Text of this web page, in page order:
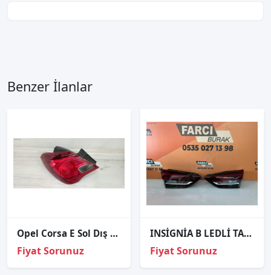
Benzer İlanlar
Opel Corsa E Sol Dış Stop 460034366 orj.çıkma
Fiyat Sorunuz
INSİGNİA B LEDLİ TAKIM İÇ STOP SIFIR İTHAL 17-19
Fiyat Sorunuz